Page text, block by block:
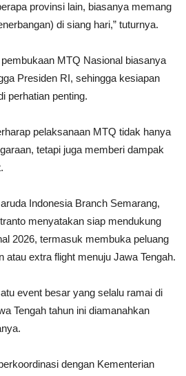
provinsi lain, biasanya memang
di siang hari,” tuturnya.
MTQ Nasional biasanya
Presiden RI, sehingga kesiapan
perhatian penting.
pelaksanaan MTQ tidak hanya
tetapi juga memberi dampak
Indonesia Branch Semarang,
menyatakan siap mendukung
2026, termasuk membuka peluang
atau extra flight menuju Jawa Tengah.
event besar yang selalu ramai di
Tengah tahun ini diamanahkan
dengan Kementerian